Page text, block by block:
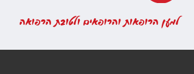
למען הרופאות והרופאים ולטובת הרפואה